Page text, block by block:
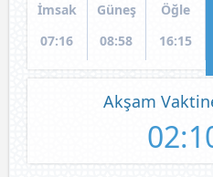
İmsak
07:16
Güneş
08:58
Öğle
16:15
Akşam